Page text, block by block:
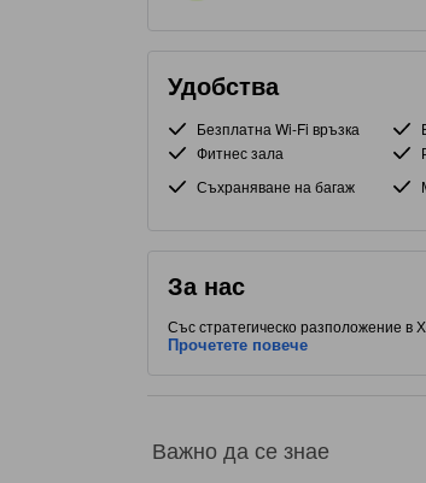
Удобства
Безплатна Wi-Fi връзка
Фитнес зала
Съхраняване на багаж
За нас
Със стратегическо разположение в
4.0 звезди предлага ресторант, за
Прочетете повече
Важно да се знае